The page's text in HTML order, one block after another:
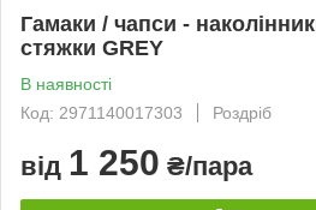
Гамаки / чапси -
стяжки GREY
В наявності
Код: 2971140017303
Роздріб
від 1 250 ₴/пара